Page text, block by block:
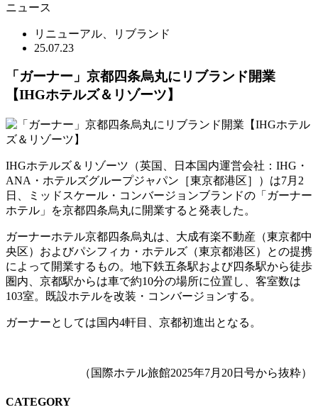
ニュース
リニューアル、リブランド
25.07.23
「ガーナー」京都四条烏丸にリブランド開業
【IHGホテルズ＆リゾーツ】
IHGホテルズ＆リゾーツ（英国、日本国内運営会社：IHG・
ANA・ホテルズグループジャパン［東京都港区］）は7月2
日、ミッドスケール・コンバージョンブランドの「ガーナー
ホテル」を京都四条烏丸に開業すると発表した。
ガーナーホテル京都四条烏丸は、大成有楽不動産（東京都中
央区）およびパシフィカ・ホテルズ（東京都港区）との提携
によって開業するもの。地下鉄五条駅および四条駅から徒歩
圏内、京都駅からは車で約10分の場所に位置し、客室数は
103室。既設ホテルを改装・コンバージョンする。
ガーナーとしては国内4軒目、京都初進出となる。
（国際ホテル旅館2025年7月20日号から抜粋）
CATEGORY